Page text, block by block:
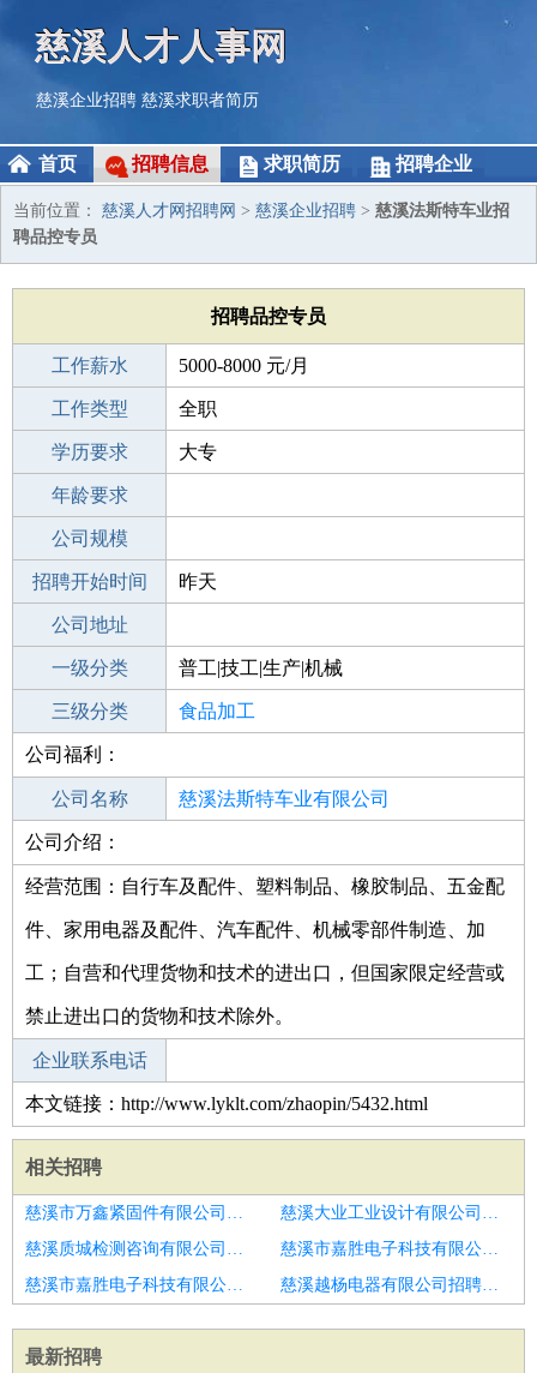
慈溪人才人事网
慈溪企业招聘 慈溪求职者简历
首页 招聘信息 求职简历 招聘企业
当前位置： 慈溪人才网招聘网 > 慈溪企业招聘 > 慈溪法斯特车业招
聘品控专员
招聘品控专员
工作薪水 5000-8000 元/月
招聘人数 1人
工作类型 全职
性别要求 -
学历要求 大专
工作经验
年龄要求
工作地点
公司规模
公司电话
招聘开始时间 昨天
招聘结束时间
公司地址
一级分类 普工|技工|生产|机械
二级分类 生产/研发
三级分类 食品加工
其他行业
公司福利：
公司名称 慈溪法斯特车业有限公司
公司类型
公司介绍：
经营范围：自行车及配件、塑料制品、橡胶制品、五金配
件、家用电器及配件、汽车配件、机械零部件制造、加
工；自营和代理货物和技术的进出口，但国家限定经营或
禁止进出口的货物和技术除外。
企业联系电话
本文链接：http://www.lyklt.com/zhaopin/5432.html
相关招聘
慈溪市万鑫紧固件有限公司招聘食品加工
慈溪大业工业设计有限公司招聘高级内装建造工程师
慈溪质城检测咨询有限公司招聘项目申报经理
慈溪市嘉胜电子科技有限公司招聘屠宰和肉食品加工研发工程师
慈溪市嘉胜电子科技有限公司招聘财务出纳
慈溪越杨电器有限公司招聘财务经理
最新招聘